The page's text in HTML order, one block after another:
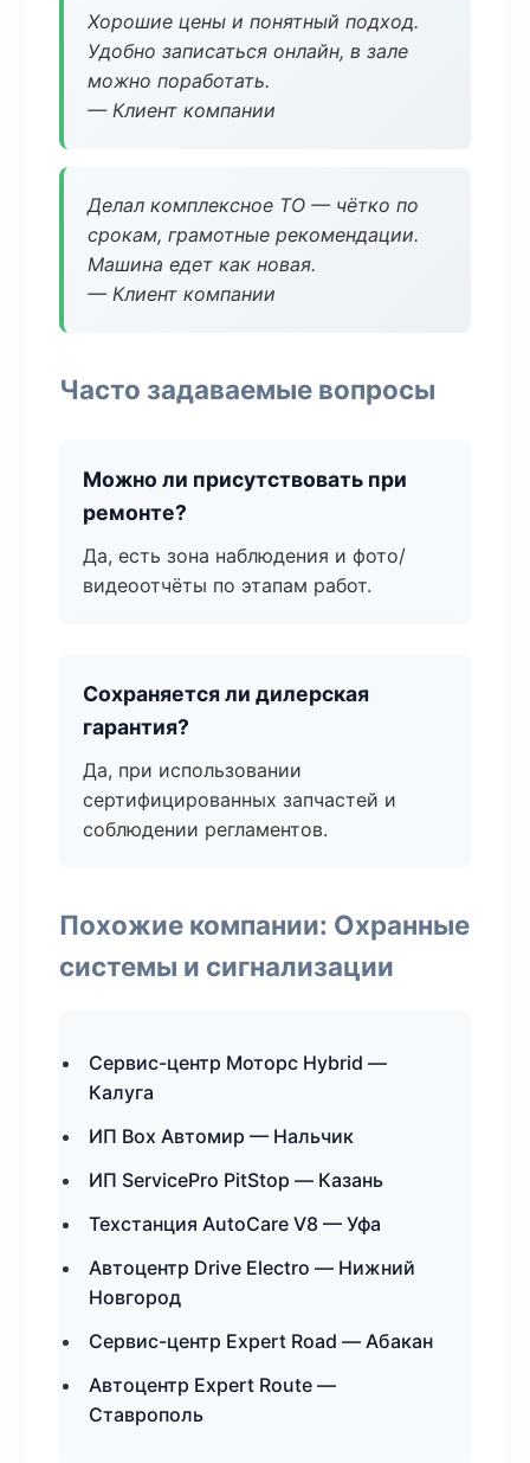
Хорошие цены и понятный подход.
Удобно записаться онлайн, в зале
можно поработать.
— Клиент компании
Делал комплексное ТО — чётко по
срокам, грамотные рекомендации.
Машина едет как новая.
— Клиент компании
Часто задаваемые вопросы
Можно ли присутствовать при
ремонте?
Да, есть зона наблюдения и фото/
видеоотчёты по этапам работ.
Сохраняется ли дилерская
гарантия?
Да, при использовании
сертифицированных запчастей и
соблюдении регламентов.
Похожие компании: Охранные
системы и сигнализации
Сервис-центр Моторс Hybrid —
Калуга
ИП Box Автомир — Нальчик
ИП ServicePro PitStop — Казань
Техстанция AutoCare V8 — Уфа
Автоцентр Drive Electro — Нижний
Новгород
Сервис-центр Expert Road — Абакан
Автоцентр Expert Route —
Ставрополь